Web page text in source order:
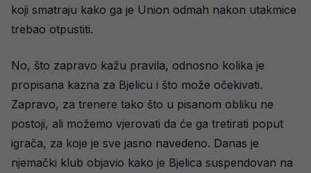
koji smatraju kako ga je Union odmah nakon utakmice
trebao otpustiti.
No, što zapravo kažu pravila, odnosno kolika je
propisana kazna za Bjelicu i što može očekivati.
Zapravo, za trenere tako što u pisanom obliku ne
postoji, ali možemo vjerovati da će ga tretirati poput
igrača, za koje je sve jasno navedeno. Danas je
njemački klub objavio kako je Bjelica suspendovan na